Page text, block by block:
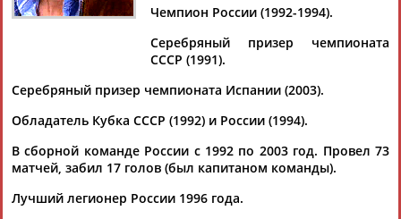
Ваш запрос: "Валерий КАРПИН"
Документы 1-10 из 235 найденных уникальных документов
Владимир Сабадаш: Даже матерные "словесные изыски"
Карпина не помогли сборной обыграть Мали
Георгиевич, ну и?" Владимир Сабадаш Фото – Олег Бухарев
Чемпион России (1992-1994).
Серебряный призер чемпионата
СССР (1991).
Серебряный призер чемпионата Испании (2003).
Обладатель Кубка СССР (1992) и России (1994).
В сборной команде России с 1992 по 2003 год. Провел 73
матчей, забил 17 голов (был капитаном команды).
Лучший легионер России 1996 года.